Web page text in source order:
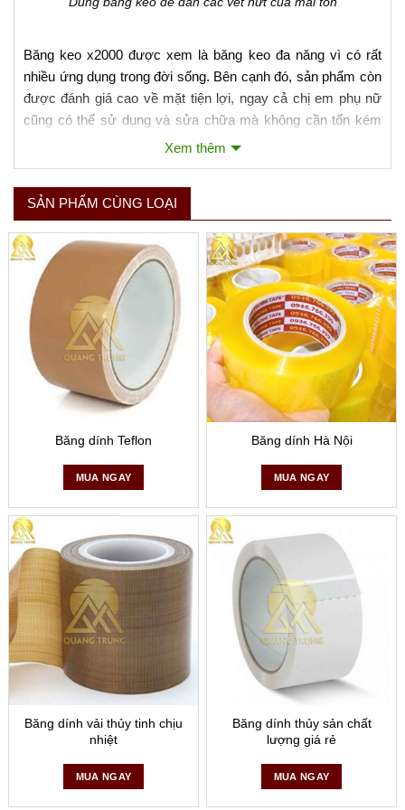
Băng keo x2000 được xem là băng keo đa năng vì có rất
nhiều ứng dụng trong đời sống. Bên cạnh đó, sản phẩm còn
được đánh giá cao về mặt tiện lợi, ngay cả chị em phụ nữ
cũng có thể sử dụng và sửa chữa mà không cần tốn kém
chi phí cho các thợ thi công. Dưới đây là một số ứng dụng
Chống thấm cho trần nhà, tường, mái tôn, ống nước, bể
nước và các vết nứt, rạn ở nhiều loại vật dụng
Bịt lại các vết nứt của tường hoặc trần nhà để tránh bị dột
mưa
Vá các bể nước, bồn nước bằng inox hoặc bê tông
Dán lại các vết thủng trên phao bơi, thú bơm hơi bằng
cao su
Dán bạc đầm nuôi tôm hoặc bạc ô tô
Chống thấm cho nội thất và ngoại thất ô tô
Sản phẩm có lớp keo bám dính tốt và dày dặn
Bám dính được trên mọi bề mặt chất liệu:Khả năng
Xem thêm
Xem thêm
SẢN PHẨM CÙNG LOẠI
Băng dính Teflon
MUA NGAY
Băng dính Hà Nội
MUA NGAY
Băng dính vải thủy tinh chịu
nhiệt
MUA NGAY
Băng dính thủy sản chất
lượng giá rẻ
MUA NGAY